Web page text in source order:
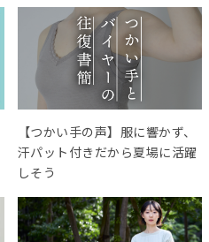
【つかい手の声】服に響かず、
汗パット付きだから夏場に活躍
しそう